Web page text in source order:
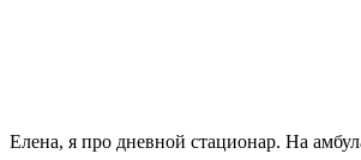
Елена, я про дневной стационар. На